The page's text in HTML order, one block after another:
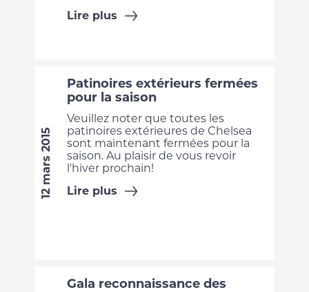
Lire plus
Patinoires extérieurs fermées
pour la saison
Veuillez noter que toutes les
patinoires extérieures de Chelsea
sont maintenant fermées pour la
saison. Au plaisir de vous revoir
l'hiver prochain!
Lire plus
12 mars 2015
Gala reconnaissance des